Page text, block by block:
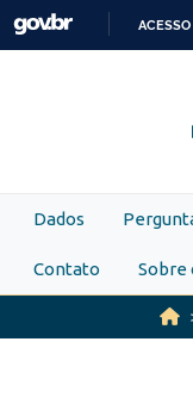
Skip to main content
Dados
Contato Sobre